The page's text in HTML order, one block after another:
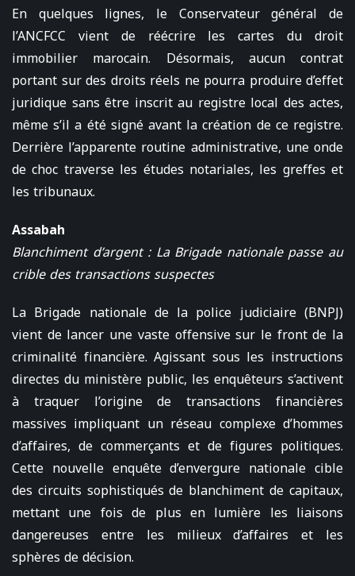
En quelques lignes, le Conservateur général de
l’ANCFCC vient de réécrire les cartes du droit
immobilier marocain. Désormais, aucun contrat
portant sur des droits réels ne pourra produire d’effet
juridique sans être inscrit au registre local des actes,
même s’il a été signé avant la création de ce registre.
Derrière l’apparente routine administrative, une onde
de choc traverse les études notariales, les greffes et
les tribunaux.
Assabah
Blanchiment d’argent : La Brigade nationale passe au
crible des transactions suspectes
La Brigade nationale de la police judiciaire (BNPJ)
vient de lancer une vaste offensive sur le front de la
criminalité financière. Agissant sous les instructions
directes du ministère public, les enquêteurs s’activent
à traquer l’origine de transactions financières
massives impliquant un réseau complexe d’hommes
d’affaires, de commerçants et de figures politiques.
Cette nouvelle enquête d’envergure nationale cible
des circuits sophistiqués de blanchiment de capitaux,
mettant une fois de plus en lumière les liaisons
dangereuses entre les milieux d’affaires et les
sphères de décision.